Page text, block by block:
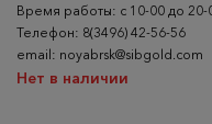
Время работы: с 10-00 до 20-
Телефон: 8(3496) 42-56-56
email: noyabrsk@sibgold.com
Нет в наличии